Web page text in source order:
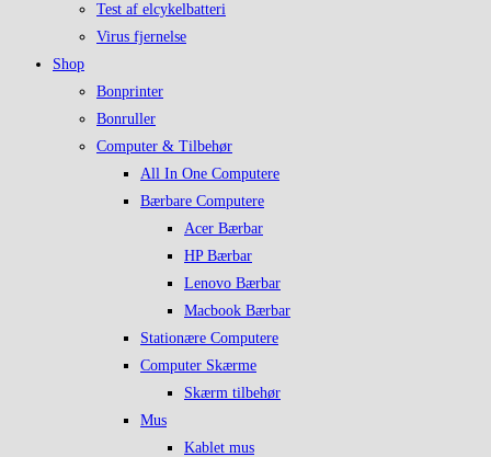
Test af elcykelbatteri
Virus fjernelse
Shop
Bonprinter
Bonruller
Computer & Tilbehør
All In One Computere
Bærbare Computere
Acer Bærbar
HP Bærbar
Lenovo Bærbar
Macbook Bærbar
Stationære Computere
Computer Skærme
Skærm tilbehør
Mus
Kablet mus